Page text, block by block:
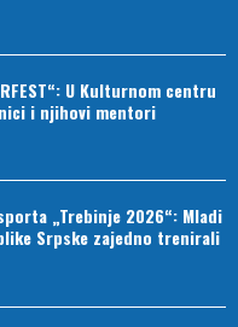
U Kulturnom centru
i njihovi mentori
„Trebinje 2026“: Mladi
Srpske zajedno trenirali